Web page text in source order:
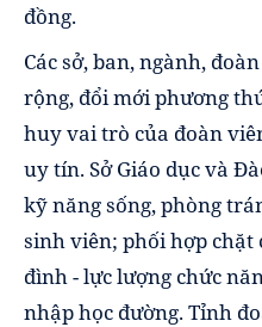
đồng.
Các sở, ban, ngành,
rộng, đổi mới phương
huy vai trò của đoàn
uy tín. Sở Giáo dục và
kỹ năng sống, phòng
sinh viên; phối hợp chặt
đình - lực lượng chức
nhập học đường. Tỉnh